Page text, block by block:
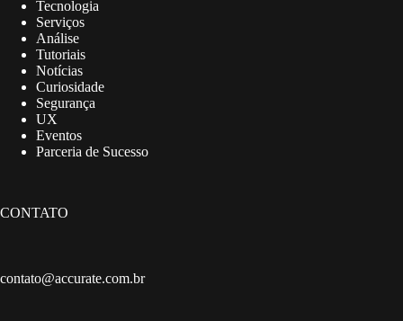
Tecnologia
Serviços
Análise
Tutoriais
Notícias
Curiosidade
Segurança
UX
Eventos
Parceria de Sucesso
CONTATO
contato@accurate.com.br